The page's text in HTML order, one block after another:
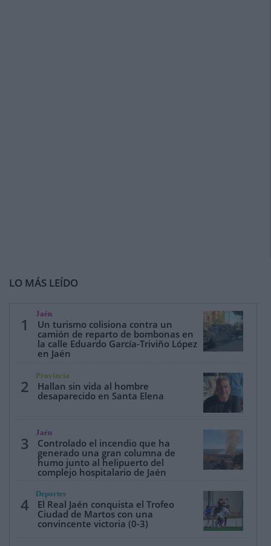
LO MÁS LEÍDO
1
Jaén
Un turismo colisiona contra un
camión de reparto de bombonas en
la calle Eduardo García-Triviño López
en Jaén
2
Provincia
Hallan sin vida al hombre
desaparecido en Santa Elena
3
Jaén
Controlado el incendio que ha
generado una gran columna de
humo junto al helipuerto del
complejo hospitalario de Jaén
4
Deportes
El Real Jaén conquista el Trofeo
Ciudad de Martos con una
convincente victoria (0-3)